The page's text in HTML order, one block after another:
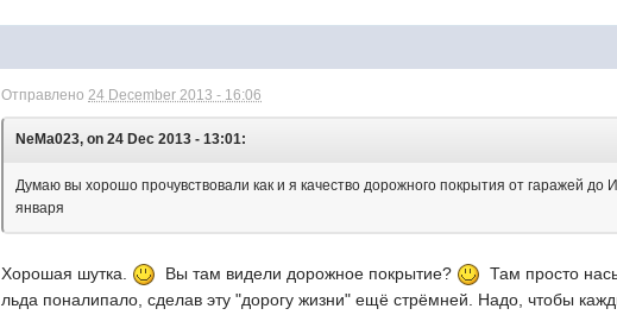
Отправлено24 December 2013 - 16:06
NeMa023, on 24 Dec 2013 - 13:01:
Думаю вы хорошо прочувствовали как и я качество дорожного покрытия от гаражей
января
Хорошая шутка. Вы там видели дорожное покрытие?
Там просто
льда поналипало, сделав эту "дорогу жизни" ещё стрёмней. Надо, чтобы